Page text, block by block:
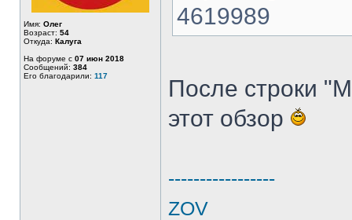
Имя: Олег
Возраст: 54
Откуда: Калуга
На форуме с 07 июн 2018
Сообщений: 384
Его благодарили: 117
4619989
После строки
этот обзор
-----------------
ZOV